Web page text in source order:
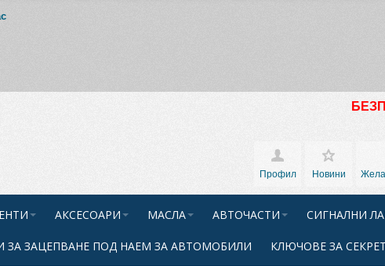
Профил
Новини
АКСЕСОАРИ МАСЛА АВТОЧАСТИ СИГНАЛНИ
ЗА ЗАЦЕПВАНЕ ПОД НАЕМ ЗА АВТОМОБИЛИ КЛЮЧОВЕ ЗА